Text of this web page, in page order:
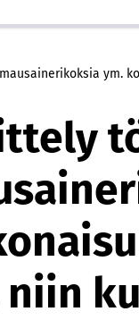
ym.
niin